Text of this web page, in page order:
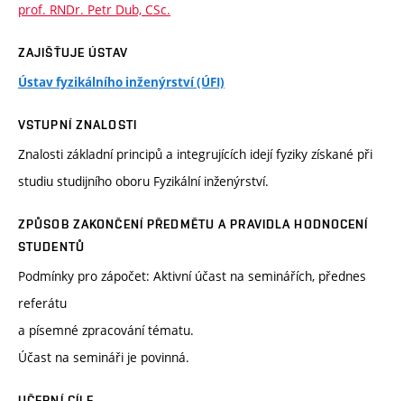
prof. RNDr. Petr Dub, CSc.
ZAJIŠŤUJE ÚSTAV
Ústav fyzikálního inženýrství (ÚFI)
VSTUPNÍ ZNALOSTI
Znalosti základní principů a integrujících idejí fyziky získané při
studiu studijního oboru Fyzikální inženýrství.
ZPŮSOB ZAKONČENÍ PŘEDMĚTU A PRAVIDLA HODNOCENÍ
STUDENTŮ
Podmínky pro zápočet: Aktivní účast na seminářích, přednes
referátu
a písemné zpracování tématu.
Účast na semináři je povinná.